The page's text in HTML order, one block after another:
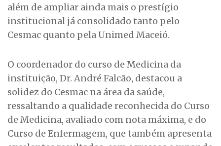
além de ampliar ainda mais o prestígio
institucional já consolidado tanto pelo
Cesmac quanto pela Unimed Maceió.
O coordenador do curso de Medicina da
instituição, Dr. André Falcão, destacou a
solidez do Cesmac na área da saúde,
ressaltando a qualidade reconhecida do Curso
de Medicina, avaliado com nota máxima, e do
Curso de Enfermagem, que também apresenta